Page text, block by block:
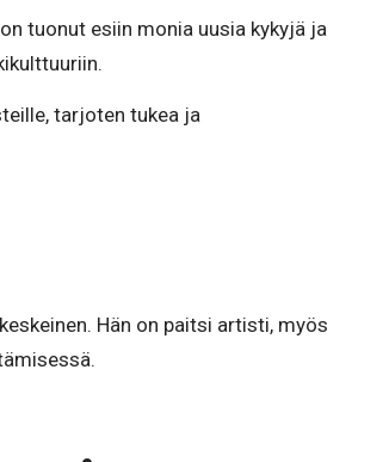
tuonut esiin monia uusia kykyjä ja
tarjoten tukea ja
Hän on paitsi artisti, myös